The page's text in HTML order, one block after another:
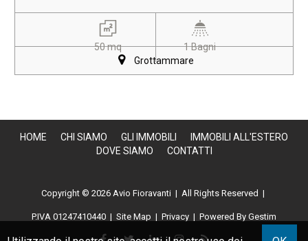
50 mq
1 Bagni
Grottammare
HOME CHI SIAMO GLI IMMOBILI
IMMOBILI ALL'ESTERO
DOVE SIAMO
CONTATTI
Copyright © 2026 Avio Fioravanti | All Rights Reserved |
P.IVA 01247410440 | Site Map | Privacy | Powered By Gestim